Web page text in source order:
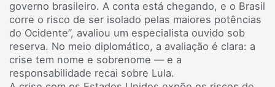
governo brasileiro. A conta está chegando, e o Brasil
corre o risco de ser isolado pelas maiores potências
do Ocidente”, avaliou um especialista ouvido sob
reserva. No meio diplomático, a avaliação é clara: a
crise tem nome e sobrenome — e a
responsabilidade recai sobre Lula.